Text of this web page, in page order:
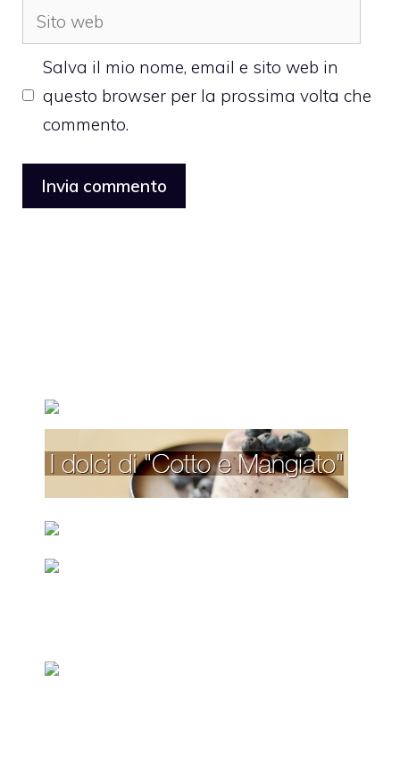
Sito
web
Salva il mio nome, email e sito web in
questo browser per la prossima volta che
commento.